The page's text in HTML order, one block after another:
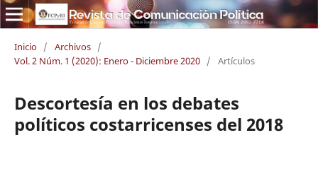
Inicio / Archivos /
Vol. 2 Núm. 1 (2020): Enero - Diciembre 2020 / Artículos
Descortesía en los debates
políticos costarricenses del 2018